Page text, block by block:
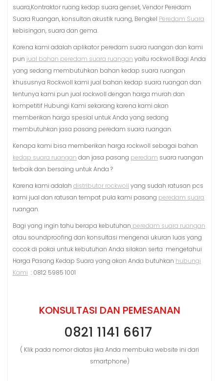
suara,Kontraktor ruang kedap suara genset, Vendor Peredam
Suara Ruangan, konsultan akustik ruang, Bengkel Peredam Suara
kebisingan, suara dan gema.
Karena kami adalah aplikator peredam suara ruangan dan kami
pun jual bahan peredam suara ruangan yaitu rockwoll.Bagi Anda
yang sedang membutuhkan bahan kedap suara ruangan
khususnya Rockwoll kami jual bahan kedap suara ruangan dan
tentunya kami pun jual rockwoll dengan harga murah dan
kompetitif Hubungi Kami sekarang karena kami akan
memberikan harga spesial untuk Anda yang sedang
membutuhkan jasa pasang peredam suara ruangan.
Kenapa kami bisa memberikan harga rockwoll sebagai bahan
kedap suara ruangan dan jasa pasang peredam suara ruangan
terbaik dan bersaing untuk Anda ?
Karena kami adalah distributor rockwoll yang sudah ratusan pcs
kami jual dan ratusan tempat pula kami pasang peredam suara
ruangan.
Bagi yang ingin tahu berapa kebutuhan peredam suara ruangan
atau soundproofing dan konsultasi mengenai ukuran luas yang
cocok di pakai untuk kebutuhan Anda silakan serta mengetahui
Harga Pasang Kedap Suara yang akan Anda butuhkan hubungi
Kami : 0812 5985 1001
KONSULTASI DAN PEMESANAN
0821 1141 6617
( Klik pada nomor diatas jika Anda membuka website ini dari
smartphone)